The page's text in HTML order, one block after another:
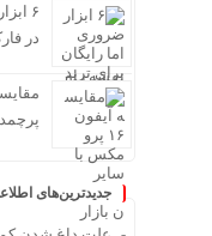
۶
در
جدیدترین‌های